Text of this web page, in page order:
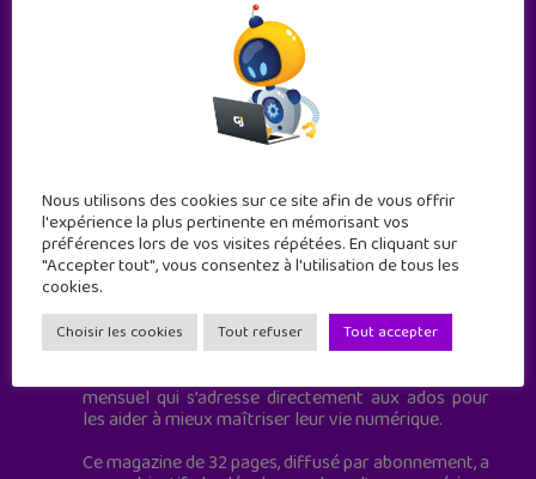
Geek Junior est le premier site de culture numérique
à destination des adolescents.
mensuel qui s’adresse directement aux ados pour
les aider à mieux maîtriser leur vie numérique.
Ce magazine de 32 pages, diffusé par abonnement, a
Nous utilisons des cookies sur ce site afin de vous offrir
l'expérience la plus pertinente en mémorisant vos
préférences lors de vos visites répétées. En cliquant sur
"Accepter tout", vous consentez à l'utilisation de tous les
cookies.
Choisir les cookies Tout refuser Tout accepter